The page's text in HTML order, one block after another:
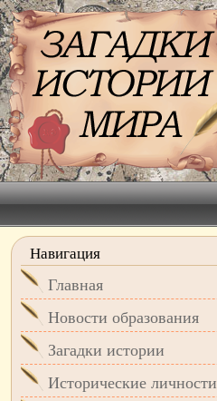
Навигация
Главная
Новости образования
Загадки истории
Исторические личности